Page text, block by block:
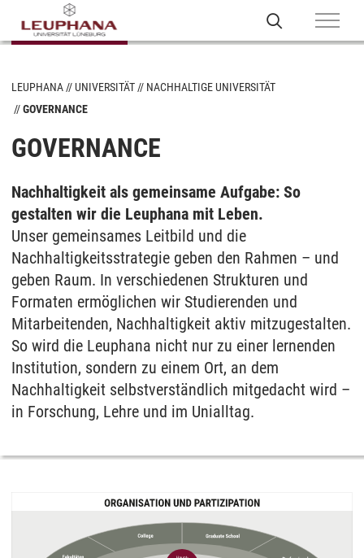
LEUPHANA UNIVERSITÄT
NACHHALTIGE UNIVERSITÄT
GOVERNANCE
GOVERNANCE
Nachhaltigkeit als gemeinsame Aufgabe: So
gestalten wir die Leuphana mit Leben.
Unser gemeinsames Leitbild und die
Nachhaltigkeitsstrategie geben den Rahmen – und
geben Raum. In verschiedenen Strukturen und
Formaten ermöglichen wir Studierenden und
Mitarbeitenden, Nachhaltigkeit aktiv mitzugestalten.
So wird die Leuphana nicht nur zu einer lernenden
Institution, sondern zu einem Ort, an dem
Nachhaltigkeit selbstverständlich mitgedacht wird –
in Forschung, Lehre und im Unialltag.